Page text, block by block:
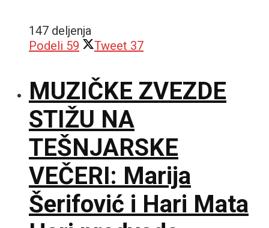
147 deljenja
Podeli 59 Tweet 37
MUZIČKE ZVEZDE
STIŽU NA
TEŠNJARSKE
VEČERI: Marija
Šerifović i Hari Mata